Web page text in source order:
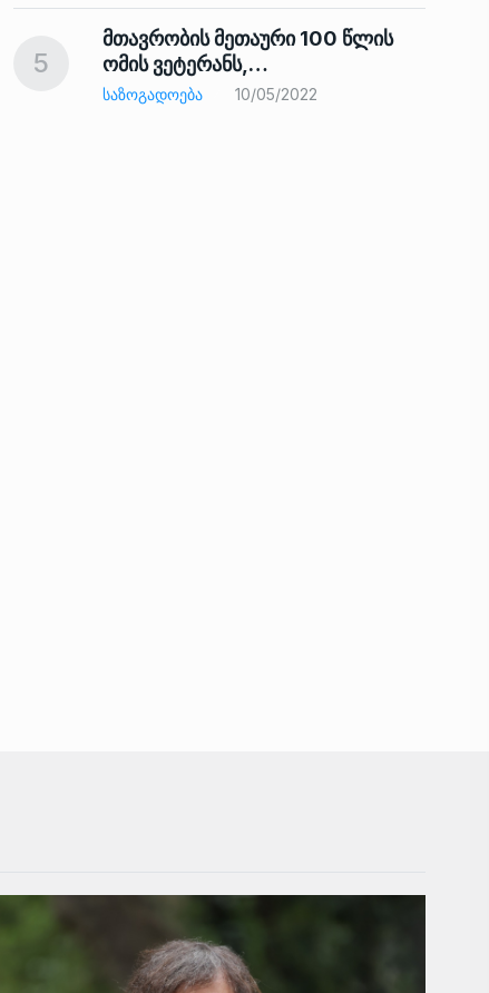
5
მთავრობის მეთაური 100 წლის
ომის ვეტერანს,…
ᲡᲐᲖᲝᲒᲐᲓᲝᲔᲑᲐ 10/05/2022